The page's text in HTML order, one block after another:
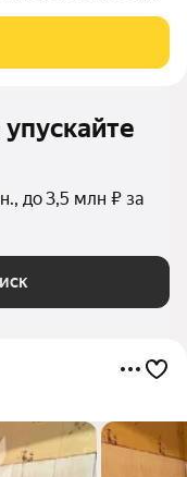
придомовой
до 3,5 млн ₽ за